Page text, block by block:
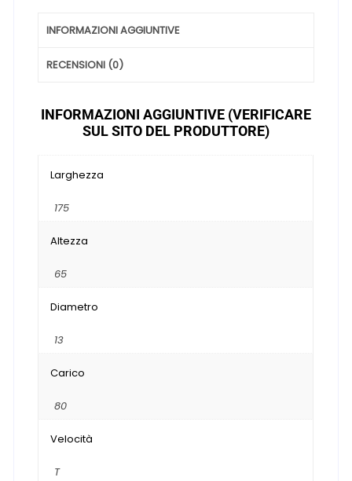
INFORMAZIONI AGGIUNTIVE
RECENSIONI (0)
INFORMAZIONI AGGIUNTIVE (VERIFICARE
SUL SITO DEL PRODUTTORE)
Larghezza
175
Altezza
65
Diametro
13
Carico
80
Velocità
T